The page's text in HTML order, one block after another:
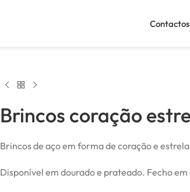
Contactos
Brincos coração
Brincos de aço em forma de coração e
Disponível em dourado e prateado. Fecho em